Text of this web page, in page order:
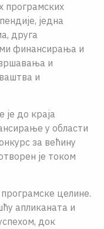
програмских
једна
друга
финансирања и
и
и
је до краја
у области
за већину
је током
целине.
апликаната и
док